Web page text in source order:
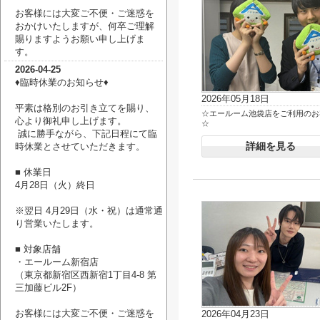
2026年05月18日
☆エールーム池袋店をご利用の
☆
詳細を見る
2026年04月23日
お客様には大変ご不便・ご迷惑を
おかけいたしますが、何卒ご理解
賜りますようお願い申し上げま
す。
2026-04-25
♦臨時休業のお知らせ♦
平素は格別のお引き立てを賜り、
心より御礼申し上げます。
誠に勝手ながら、下記日程にて臨
時休業とさせていただきます。
■ 休業日
4月28日（火）終日
※翌日 4月29日（水・祝）は通常通
り営業いたします。
■ 対象店舗
・エールーム新宿店
（東京都新宿区西新宿1丁目4-8 第
三加藤ビル2F）
お客様には大変ご不便・ご迷惑を